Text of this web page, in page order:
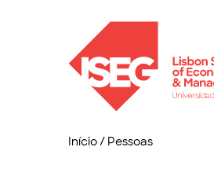
Início/ Pessoas